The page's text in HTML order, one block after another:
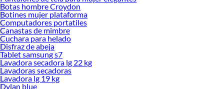
Botas hombre Croydon
Botines mujer plataforma
Computadores portatiles
Canastas de mimbre
Cuchara para helado
Disfraz de abeja
Tablet samsung s7
Lavadora secadora lg 22 kg
Lavadoras secadoras
Lavadora lg 19 kg
Dylan blue